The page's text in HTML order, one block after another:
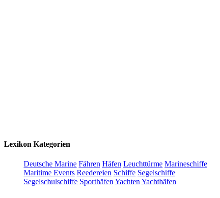
Lexikon Kategorien
Deutsche Marine Fähren Häfen Leuchttürme Marineschiffe
Maritime Events Reedereien Schiffe Segelschiffe
Segelschulschiffe Sporthäfen Yachten Yachthäfen